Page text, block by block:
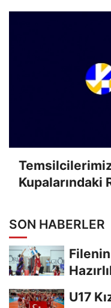
Kupalarındaki
SON HABERLER
U17